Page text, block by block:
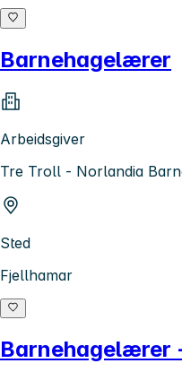
Barnehagelærer
Arbeidsgiver
Tre Troll - Norlandia
Sted
Fjellhamar
Barnehagelærer